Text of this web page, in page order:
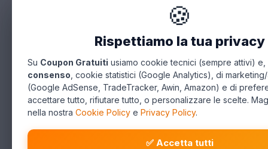
🍪
Rispettiamo la tua privacy
Su Coupon Gratuiti usiamo cookie tecnici (sempre attivi) e,
consenso , cookie statistici (Google Analytics), di
(Google AdSense, TradeTracker, Awin, Amazon) e di
accettare tutto, rifiutare tutto, o personalizzare le scelte.
nella nostra Cookie Policy e Privacy Policy.
✅ Accetta tutti